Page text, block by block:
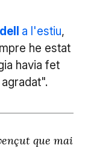
a l'estiu,
he estat
havia fet
que mai